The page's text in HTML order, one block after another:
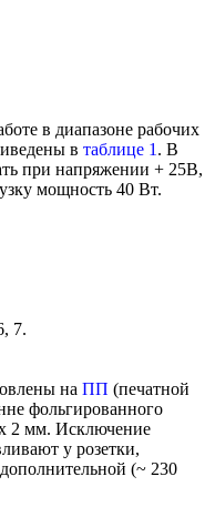
в диапазоне рабочих
в таблице 1 . В
при напряжении + 25В,
мощность 40 Вт.
7.
на ПП (печатной
фольгированного
х 2 мм. Исключение
у розетки,
(~ 230